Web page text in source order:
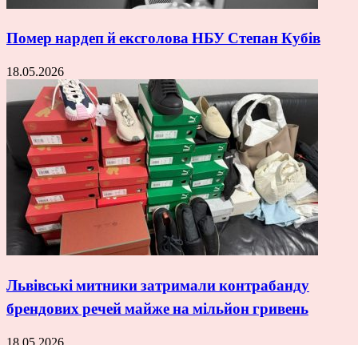
Помер нардеп й ексголова НБУ Степан Кубів
18.05.2026
Львівські митники затримали контрабанду
брендових речей майже на мільйон гривень
18.05.2026